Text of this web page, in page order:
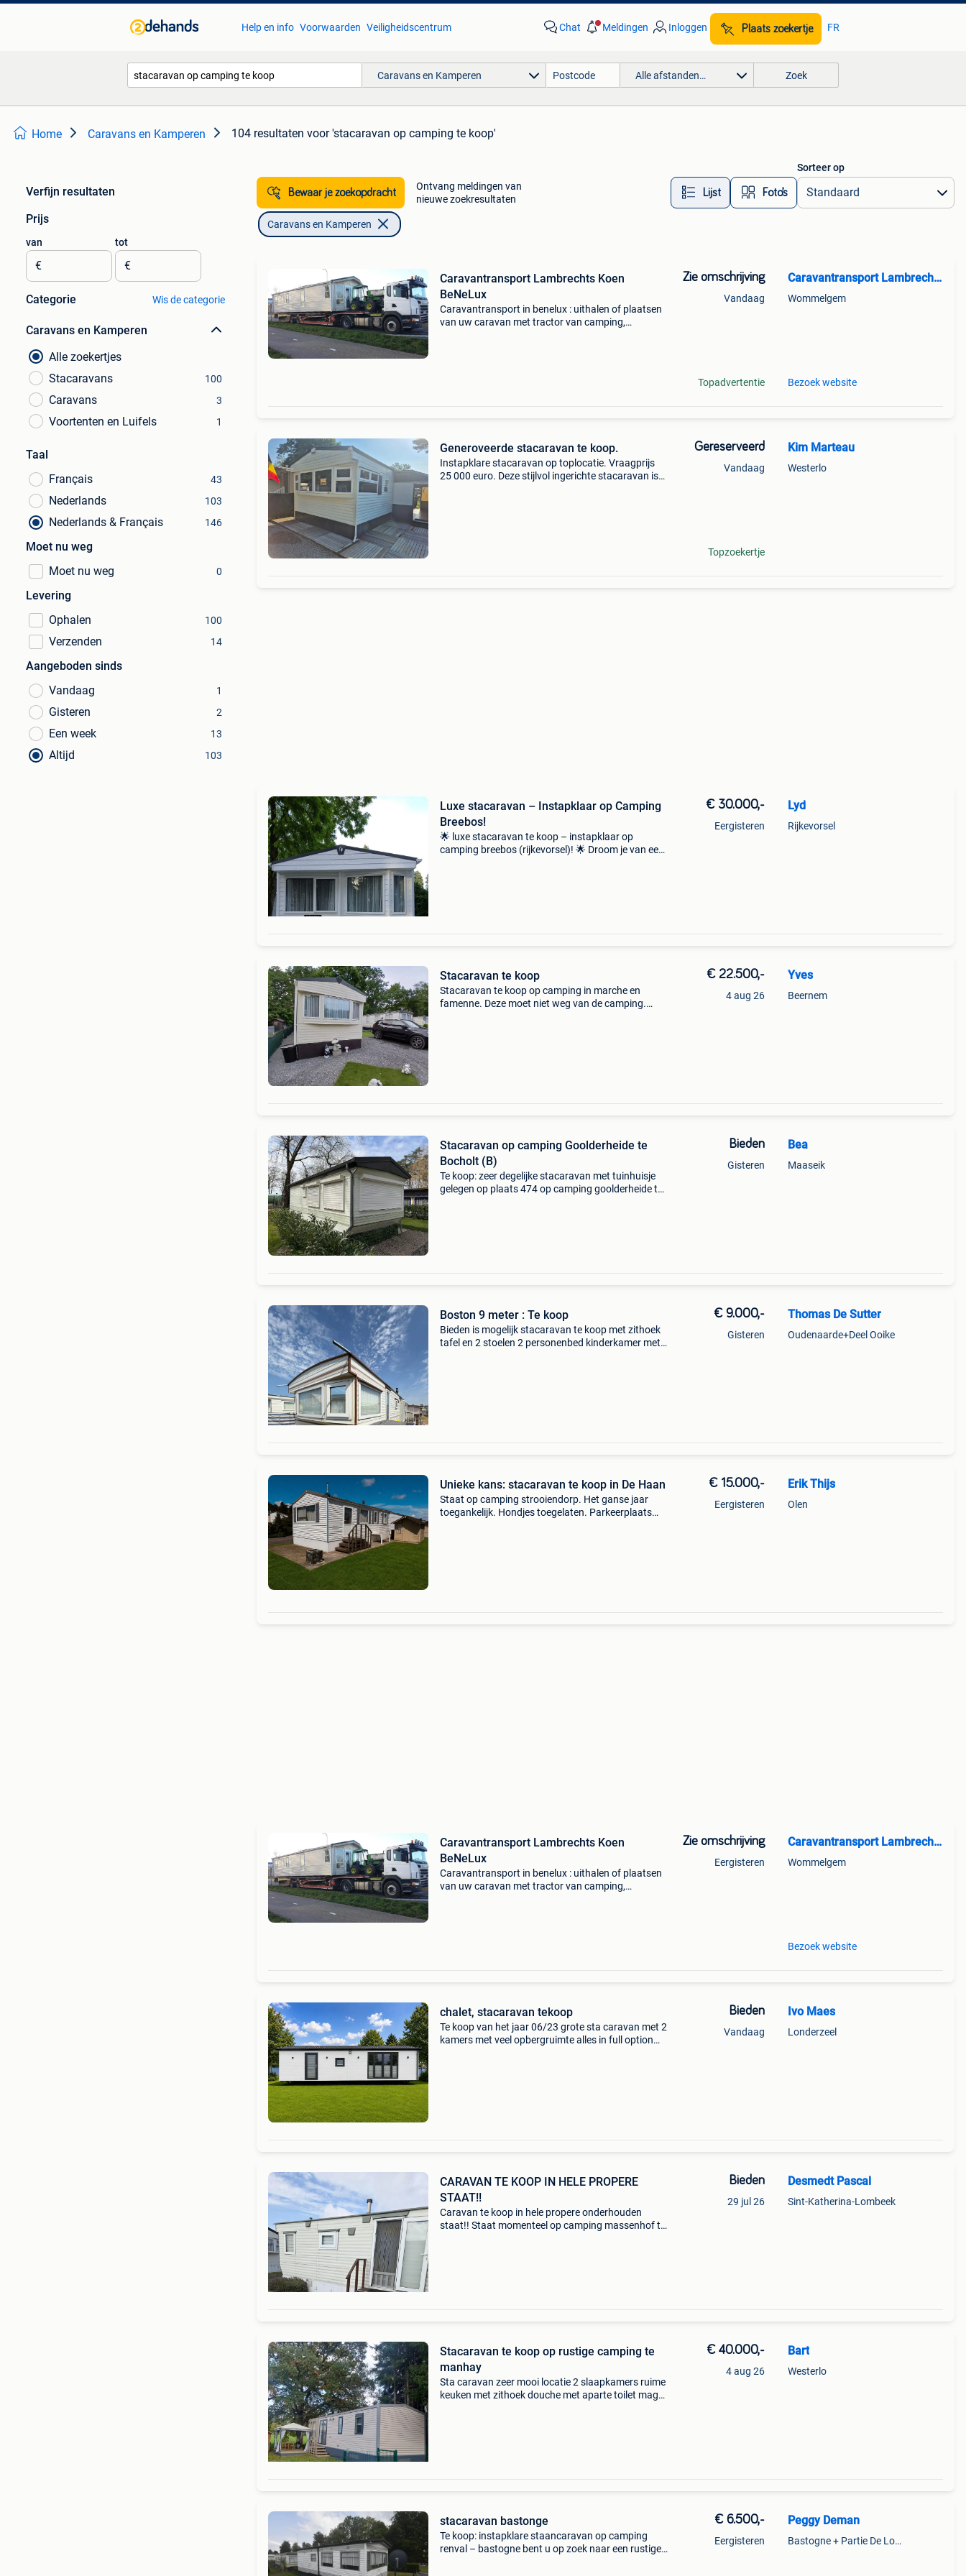
Help en info Voorwaarden Veiligheidscentrum Chat Meldingen Inloggen Plaats zoekertje FR
Caravans en Kamperen Alle afstanden… Zoek
Home Caravans en Kamperen 104 resultaten voor 'stacaravan op camping te koop'
Verfijn resultaten
Prijs
van
€
tot
€
Categorie Wis de categorie
Caravans en Kamperen
Alle zoekertjes
Stacaravans
100
Caravans 3
Voortenten en Luifels 1
Taal
Français
43
Nederlands 103
Nederlands & Français 146
Moet nu weg
Moet nu weg
0
Levering
Ophalen
100
Verzenden 14
Aangeboden sinds
Vandaag
1
Gisteren 2
Een week 13
Altijd 103
Bewaar je zoekopdracht
Ontvang meldingen van
nieuwe zoekresultaten
Lijst Foto’s
Sorteer op
Caravans en Kamperen
Caravantransport Lambrechts Koen
BeNeLux
Caravantransport in benelux : uithalen of plaatsen
van uw caravan met tractor van camping,
Zie omschrijving
Vandaag
Topadvertentie
Caravantransport Lambrechts Koen BV
Wommelgem
Bezoek website
Generoveerde stacaravan te koop.
Instapklare stacaravan op toplocatie. Vraagprijs
25 000 euro. Deze stijlvol ingerichte stacaravan is
Gereserveerd
Vandaag
Topzoekertje
Kim Marteau
Westerlo
Luxe stacaravan – Instapklaar op Camping
Breebos!
🌟 luxe stacaravan te koop – instapklaar op
camping breebos (rijkevorsel)! 🌟 Droom je van een
€ 30.000,-
Eergisteren
Lyd
Rijkevorsel
Stacaravan te koop
Stacaravan te koop op camping in marche en
famenne. Deze moet niet weg van de camping.
€ 22.500,-
4 aug 26
Yves
Beernem
Stacaravan op camping Goolderheide te
Bocholt (B)
Te koop: zeer degelijke stacaravan met tuinhuisje
gelegen op plaats 474 op camping goolderheide te
Bieden
Gisteren
Bea
Maaseik
Boston 9 meter : Te koop
Bieden is mogelijk stacaravan te koop met zithoek
tafel en 2 stoelen 2 personenbed kinderkamer met
€ 9.000,-
Gisteren
Thomas De Sutter
Oudenaarde+Deel Ooike
Unieke kans: stacaravan te koop in De Haan
Staat op camping strooiendorp. Het ganse jaar
toegankelijk. Hondjes toegelaten. Parkeerplaats
€ 15.000,-
Eergisteren
Erik Thijs
Olen
Caravantransport Lambrechts Koen
BeNeLux
Caravantransport in benelux : uithalen of plaatsen
van uw caravan met tractor van camping,
Zie omschrijving
Eergisteren
Caravantransport Lambrechts Koen BV
Wommelgem
Bezoek website
chalet, stacaravan tekoop
Te koop van het jaar 06/23 grote sta caravan met 2
kamers met veel opbergruimte alles in full option
Bieden
Vandaag
Ivo Maes
Londerzeel
CARAVAN TE KOOP IN HELE PROPERE
STAAT!!
Caravan te koop in hele propere onderhouden
staat!! Staat momenteel op camping massenhof te
Bieden
29 jul 26
Desmedt Pascal
Sint-Katherina-Lombeek
Stacaravan te koop op rustige camping te
manhay
Sta caravan zeer mooi locatie 2 slaapkamers ruime
keuken met zithoek douche met aparte toilet mag
€ 40.000,-
4 aug 26
Bart
Westerlo
stacaravan bastonge
Te koop: instapklare staancaravan op camping
renval – bastogne bent u op zoek naar een rustige
€ 6.500,-
Eergisteren
Peggy Deman
Bastogne + Partie De Longchamps Et Sibret